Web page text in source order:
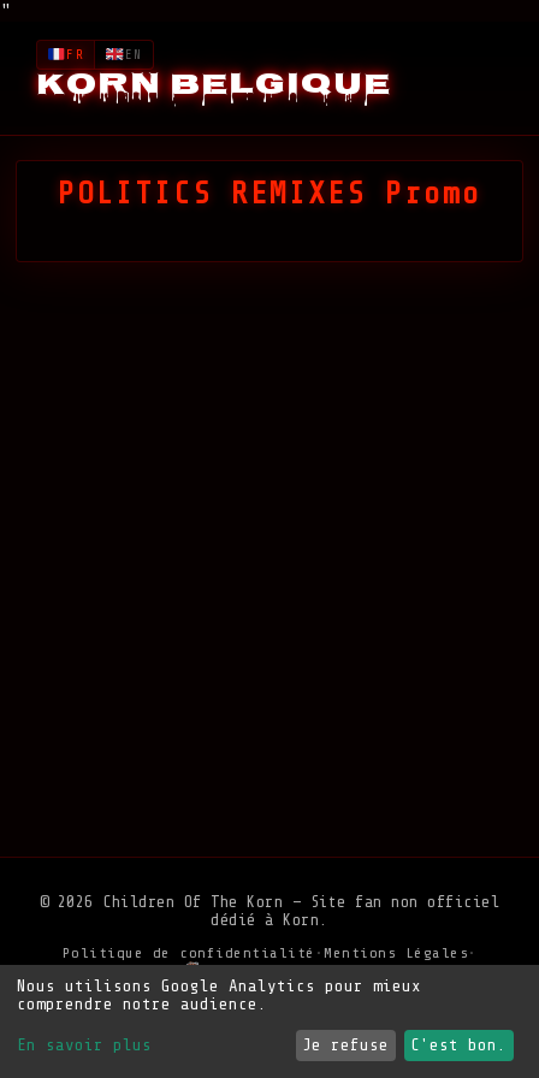
"
Korn Belgique
FR EN
POLITICS REMIXES Promo
© 2026 Children Of The Korn — Site fan non officiel
dédié à Korn.
Politique de confidentialité • Mentions Légales •
Soutenir le site
Nous utilisons Google Analytics pour mieux
comprendre notre audience.
En savoir plus Je refuse C'est bon.